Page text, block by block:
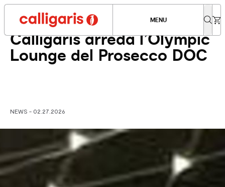
MENUCondividi news
Calligaris arreda l’Olympic
Lounge del Prosecco DOC
NEWS - 02.27.2026